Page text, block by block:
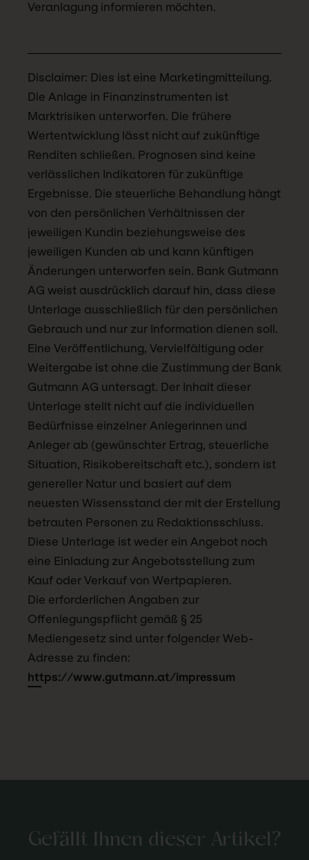
Veranlagung informieren möchten.
Disclaimer: Dies ist eine Marketingmitteilung.
Die Anlage in Finanzinstrumenten ist
Marktrisiken unterworfen. Die frühere
Wertentwicklung lässt nicht auf zukünftige
Renditen schließen. Prognosen sind keine
verlässlichen Indikatoren für zukünftige
Ergebnisse. Die steuerliche Behandlung hängt
von den persönlichen Verhältnissen der
jeweiligen Kundin beziehungsweise des
jeweiligen Kunden ab und kann künftigen
Änderungen unterworfen sein. Bank Gutmann
AG weist ausdrücklich darauf hin, dass diese
Unterlage ausschließlich für den persönlichen
Gebrauch und nur zur Information dienen soll.
Eine Veröffentlichung, Vervielfältigung oder
Weitergabe ist ohne die Zustimmung der Bank
Gutmann AG untersagt. Der Inhalt dieser
Unterlage stellt nicht auf die individuellen
Bedürfnisse einzelner Anlegerinnen und
Anleger ab (gewünschter Ertrag, steuerliche
Situation, Risikobereitschaft etc.), sondern ist
genereller Natur und basiert auf dem
neuesten Wissensstand der mit der Erstellung
betrauten Personen zu Redaktionsschluss.
Diese Unterlage ist weder ein Angebot noch
eine Einladung zur Angebotsstellung zum
Kauf oder Verkauf von Wertpapieren.
Die erforderlichen Angaben zur
Offenlegungspflicht gemäß § 25
Mediengesetz sind unter folgender Web-
Adresse zu finden:
https://www.gutmann.at/impressum
Gefällt Ihnen dieser Artikel?